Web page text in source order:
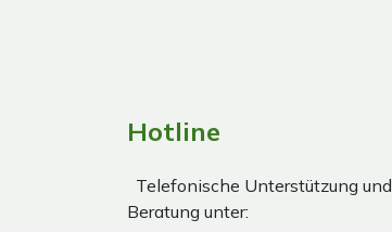
Hotline
Telefonische Unterstützung und
Beratung unter: